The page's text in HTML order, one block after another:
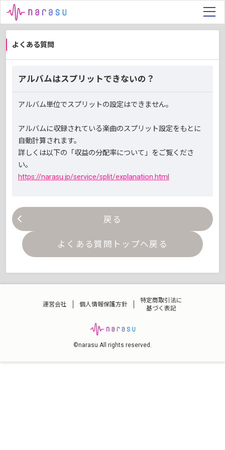
よくある質問
アルバムはスプリットできないの？
アルバム単位でスプリットの設定はできません。
アルバムに収録されている楽曲のスプリット設定をもとに
自動計算されます。
詳しくは以下の「収益の分配率について」をご覧くださ
い。
https://narasu.jp/service/split/explanation.html
戻る
よくある質問トップへ戻る
運営会社 個人情報保護方針
特定商取引法に
基づく表記
©narasu All rights reserved.